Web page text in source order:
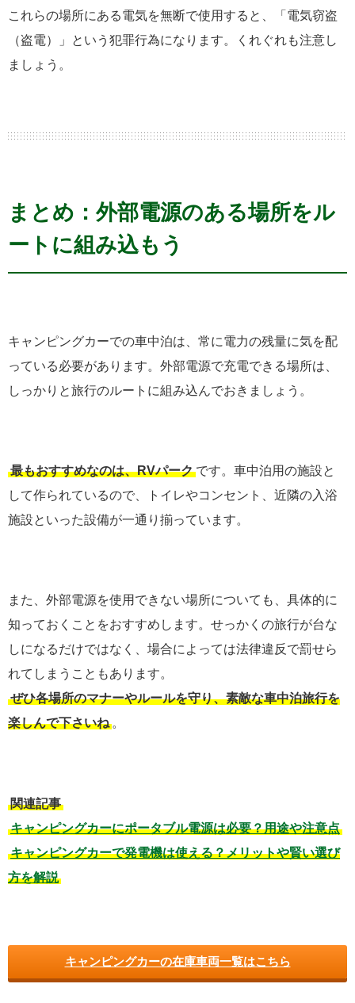
これらの場所にある電気を無断で使用すると、「電気窃盗
（盗電）」という犯罪行為になります。くれぐれも注意し
ましょう。
まとめ：外部電源のある場所をル
ートに組み込もう
キャンピングカーでの車中泊は、常に電力の残量に気を配
っている必要があります。外部電源で充電できる場所は、
しっかりと旅行のルートに組み込んでおきましょう。
最もおすすめなのは、RVパーク です。車中泊用の施設と
して作られているので、トイレやコンセント、近隣の入浴
施設といった設備が一通り揃っています。
また、外部電源を使用できない場所についても、具体的に
知っておくことをおすすめします。せっかくの旅行が台な
しになるだけではなく、場合によっては法律違反で罰せら
れてしまうこともあります。
ぜひ各場所のマナーやルールを守り、素敵な車中泊旅行を
楽しんで下さいね 。
関連記事
キャンピングカーにポータブル電源は必要？用途や注意点
キャンピングカーで発電機は使える？メリットや賢い選び
方を解説
キャンピングカーの在庫車両一覧はこちら